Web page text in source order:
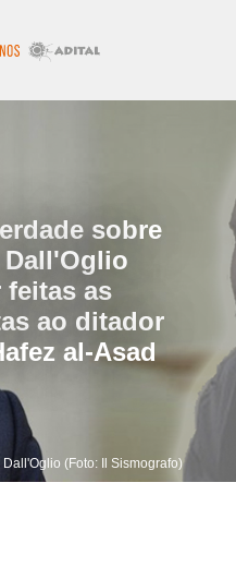
sobre
feitas as
ao ditador
al-Asad
(Foto: Il Sismografo)